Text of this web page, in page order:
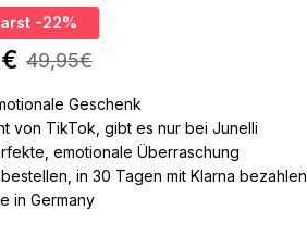
-22%
49,95€
Geschenk
von TikTok, gibt es nur bei Junelli
emotionale Überraschung
in 30 Tagen mit Klarna bezahlen
in Germany